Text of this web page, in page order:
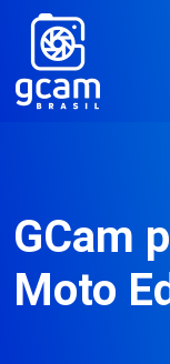
GCam
Moto